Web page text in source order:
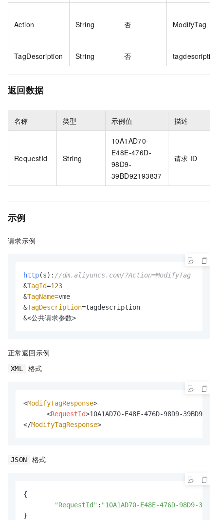
Action String 否 ModifyTag
TagDescription String 否
返回数据
名称 类型 示例值 描述
RequestId String
10A1AD70-
E48E-476D-
98D9-
39BD92193837
请求 ID
示例
请求示例
http(s): //dm.aliyuncs.com/?Action=ModifyTag
&TagId=123
&TagName=vme
&TagDescription=tagdescription
&<公共请求参数>
正常返回示例
XML 格式
<ModifyTagResponse>
<RequestId>10A1AD70-E48E-476D-98D9-
</ModifyTagResponse>
JSON 格式
{
"RequestId" : "10A1AD70-E48E-476D-98D9-
}